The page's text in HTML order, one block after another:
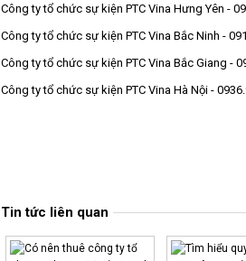
Công ty tổ chức sự kiện PTC Vina Hưng Yên -
Công ty tổ chức sự kiện PTC Vina Bắc Ninh -
Công ty tổ chức sự kiện PTC Vina Bắc Giang -
Công ty tổ chức sự kiện PTC Vina Hà Nội -
Tin tức liên quan